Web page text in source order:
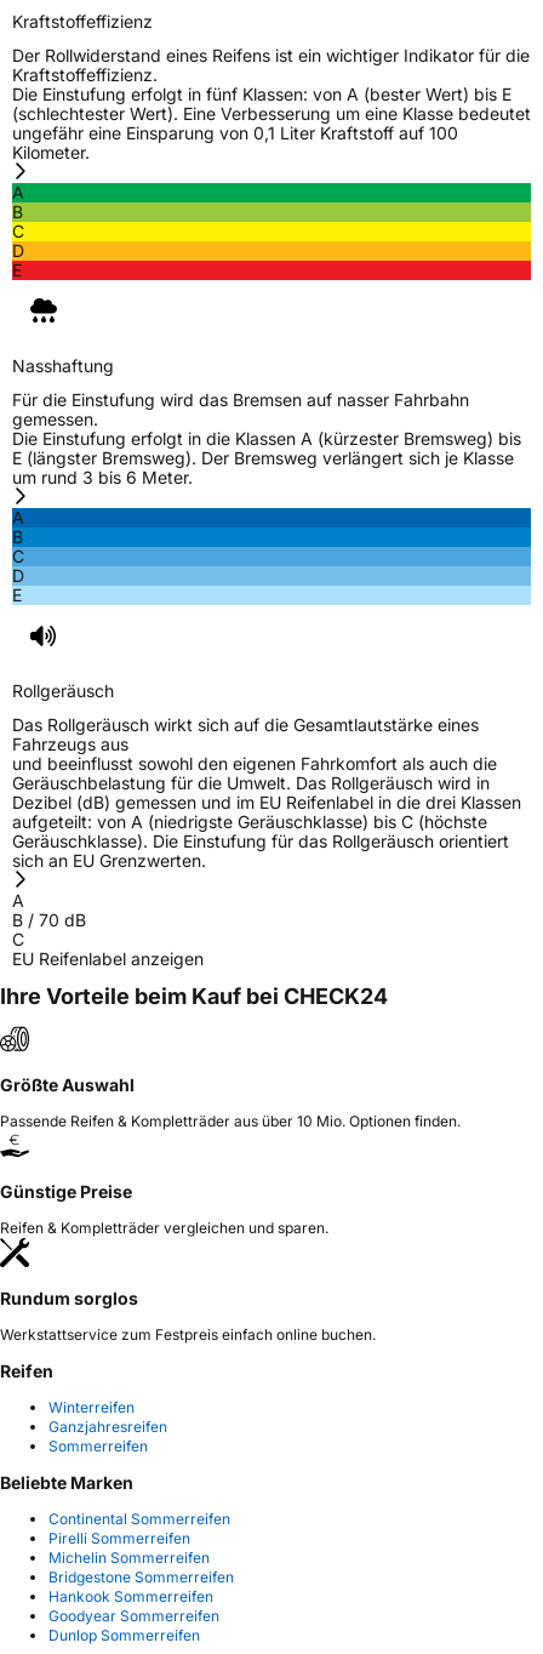
Rollgeräusch (Klasse)
Rollgeräusch (dB)
FahrzeugklasseC1
3PMSF / Schneeflockensymbol / Alpine-Symbol
EPREL ID568915
Allgemeine Produktsicherheit (GPSR)
Herstellerkontakt
Kraftstoffeffizienz
Der Rollwiderstand eines Reifens ist ein wichtiger Indikator für die
Kraftstoffeffizienz.
Die Einstufung erfolgt in fünf Klassen: von A (bester Wert) bis E
(schlechtester Wert). Eine Verbesserung um eine Klasse bedeutet
ungefähr eine Einsparung von 0,1 Liter Kraftstoff auf 100
Kilometer.
A
B
C
D
E
Nasshaftung
Für die Einstufung wird das Bremsen auf nasser Fahrbahn
gemessen.
Die Einstufung erfolgt in die Klassen A (kürzester Bremsweg) bis
E (längster Bremsweg). Der Bremsweg verlängert sich je Klasse
um rund 3 bis 6 Meter.
A
B
C
D
E
Rollgeräusch
Das Rollgeräusch wirkt sich auf die Gesamtlautstärke eines
Fahrzeugs aus
und beeinflusst sowohl den eigenen Fahrkomfort als auch die
Geräuschbelastung für die Umwelt. Das Rollgeräusch wird in
Dezibel (dB) gemessen und im EU Reifenlabel in die drei Klassen
aufgeteilt: von A (niedrigste Geräuschklasse) bis C (höchste
Geräuschklasse). Die Einstufung für das Rollgeräusch orientiert
sich an EU Grenzwerten.
A
B / 70 dB
C
EU Reifenlabel anzeigen
Ihre Vorteile beim Kauf bei CHECK24
Größte Auswahl
Passende Reifen & Kompletträder aus über 10 Mio. Optionen finden.
Günstige Preise
Reifen & Kompletträder vergleichen und sparen.
Rundum sorglos
Werkstattservice zum Festpreis einfach online buchen.
Reifen
Winterreifen
Ganzjahresreifen
Sommerreifen
Beliebte Marken
Continental Sommerreifen
Pirelli Sommerreifen
Michelin Sommerreifen
Bridgestone Sommerreifen
Hankook Sommerreifen
Goodyear Sommerreifen
Dunlop Sommerreifen